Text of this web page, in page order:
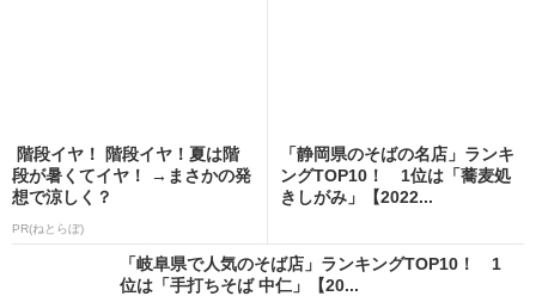
階段イヤ！ 階段イヤ！夏は階
段が暑くてイヤ！ →まさかの発
想で涼しく？
PR(ねとらぼ)
「静岡県のそばの名店」ランキ
ングTOP10！ 1位は「蕎麦処
きしがみ」【2022...
「岐阜県で人気のそば店」ランキングTOP10！ 1
位は「手打ちそば 中仁」【20...